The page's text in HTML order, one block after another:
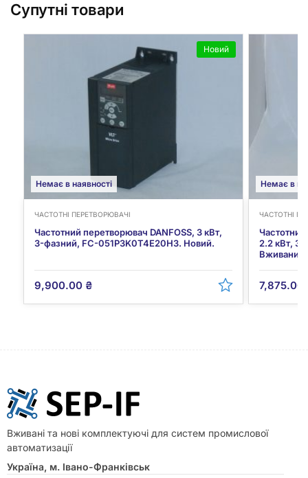
Супутні товари
Немає в наявності
Новий
ЧАСТОТНІ ПЕРЕТВОРЮВАЧІ
Частотний перетворювач DANFOSS, 3 кВт,
3-фазний, FC-051P3K0T4E20H3. Новий.
9,900.00 ₴
Немає в
ЧАСТОТНІ
Частотний
2.2 кВт,
7,875.00
Вживані та нові комплектуючі для систем промислової
автоматизації
Україна, м. Івано-Франківськ